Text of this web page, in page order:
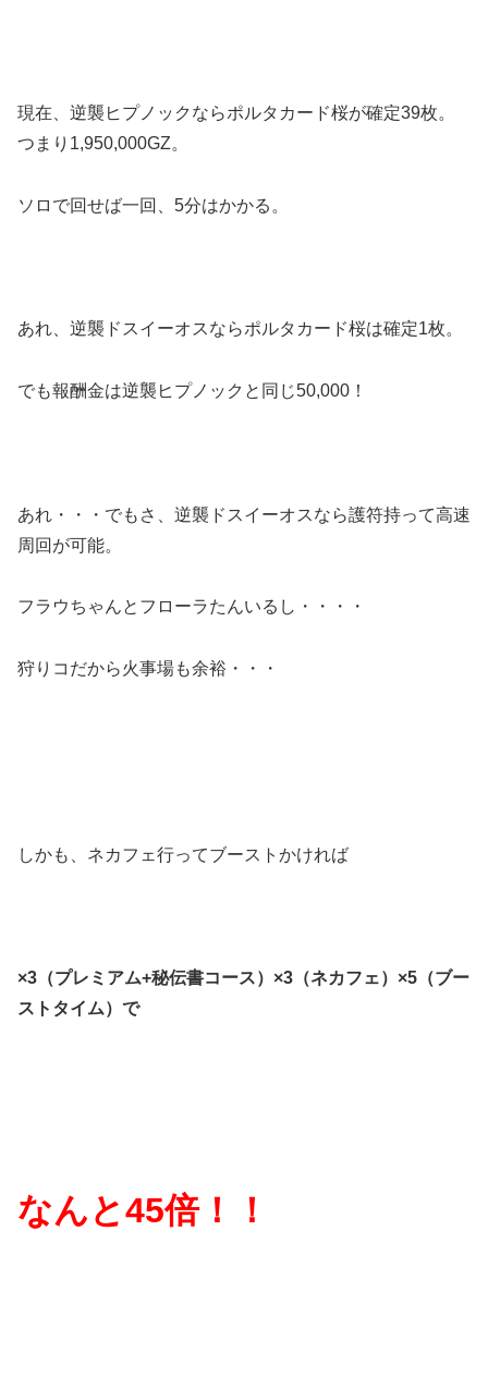
現在、逆襲ヒプノックならポルタカード桜が確定39枚。
つまり1,950,000GZ。
ソロで回せば一回、5分はかかる。
あれ、逆襲ドスイーオスならポルタカード桜は確定1枚。
でも報酬金は逆襲ヒプノックと同じ50,000！
あれ・・・でもさ、逆襲ドスイーオスなら護符持って高速
周回が可能。
フラウちゃんとフローラたんいるし・・・・
狩りコだから火事場も余裕・・・
しかも、ネカフェ行ってブーストかければ
×3（プレミアム+秘伝書コース）×3（ネカフェ）×5（ブー
ストタイム）で
なんと45倍！！